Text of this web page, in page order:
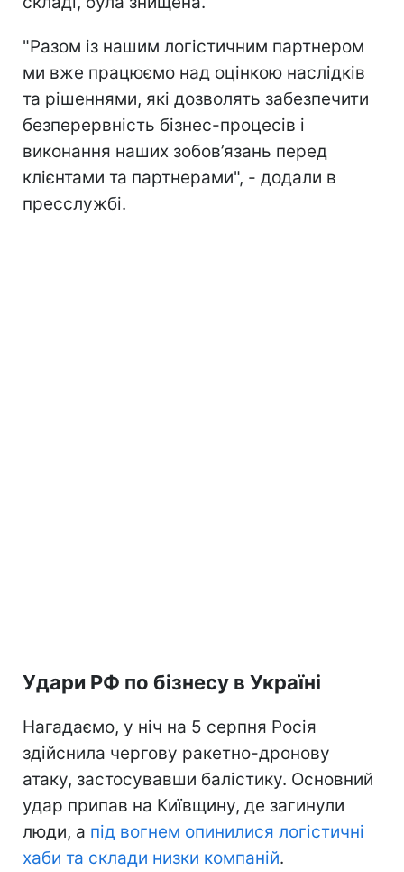
"Разом із нашим логістичним партнером
ми вже працюємо над оцінкою наслідків
та рішеннями, які дозволять забезпечити
безперервність бізнес-процесів і
виконання наших зобов’язань перед
клієнтами та партнерами", - додали в
пресслужбі.
Удари РФ по бізнесу в Україні
Нагадаємо, у ніч на 5 серпня Росія
здійснила чергову ракетно-дронову
атаку, застосувавши балістику. Основний
удар припав на Київщину, де загинули
люди, а під вогнем опинилися логістичні
хаби та склади низки компаній.